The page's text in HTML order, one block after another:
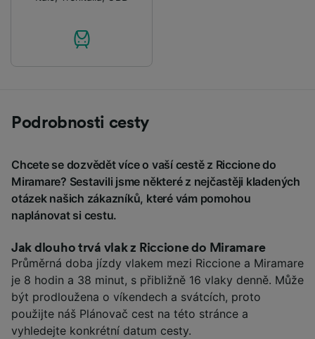
Podrobnosti cesty
Chcete se dozvědět více o vaší cestě z Riccione do
Miramare? Sestavili jsme některé z nejčastěji kladených
otázek našich zákazníků, které vám pomohou
naplánovat si cestu.
Jak dlouho trvá vlak z Riccione do Miramare
Průměrná doba jízdy vlakem mezi Riccione a Miramare
je 8 hodin a 38 minut, s přibližně 16 vlaky denně. Může
být prodloužena o víkendech a svátcích, proto
použijte náš Plánovač cest na této stránce a
vyhledejte konkrétní datum cesty.